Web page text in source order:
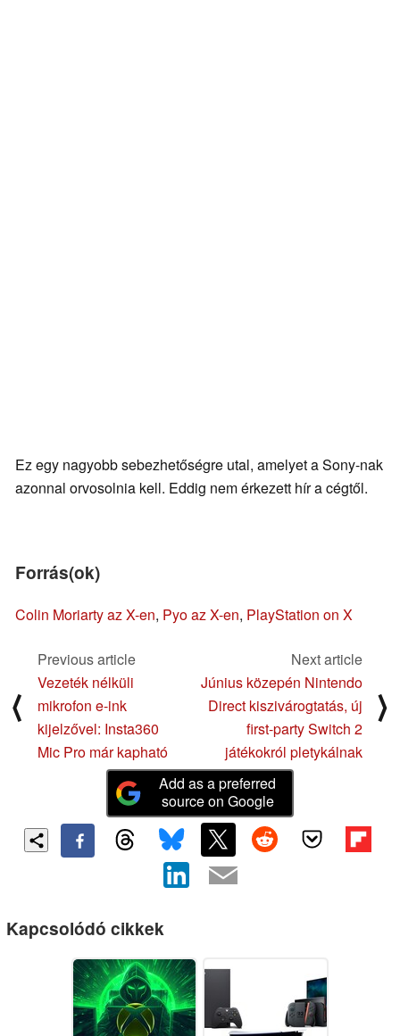
Ez egy nagyobb sebezhetőségre utal, amelyet a Sony-nak
azonnal orvosolnia kell. Eddig nem érkezett hír a cégtől.
Forrás(ok)
Colin Moriarty az X-en, Pyo az X-en, PlayStation on X
⟨
Previous article
Vezeték nélküli
mikrofon e-ink
kijelzővel: Insta360
Mic Pro már kapható
Next article
Június közepén Nintendo
Direct kiszivárogtatás, új
first-party Switch 2
játékokról pletykálnak
⟩
Add as a preferred
source on Google
Kapcsolódó cikkek